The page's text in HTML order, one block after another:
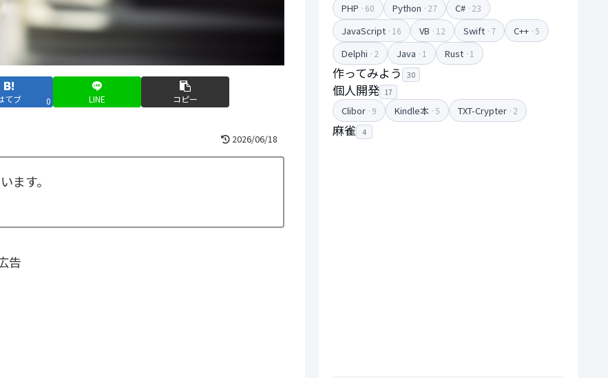
てブ 0 LINE コピー
2026/06/18
ます。
告
PHP ·60 Python ·27 C# ·23
JavaScript ·16 VB ·12 Swift ·7 C++ ·5
Delphi ·2 Java ·1 Rust ·1
作ってみよう 30
個人開発 17
Clibor ·9 Kindle本 ·5 TXT-Crypter ·2
麻雀 4